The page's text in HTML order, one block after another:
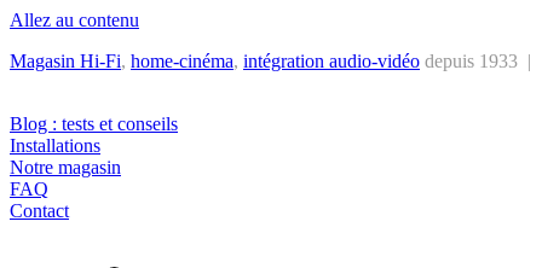
Allez au contenu
Magasin Hi-Fi, home-cinéma, intégration audio-vidéo depuis 1933 |
Blog : tests et conseils
Installations
Notre magasin
FAQ
Contact